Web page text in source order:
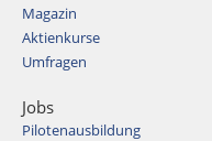
Magazin
Aktienkurse
Umfragen
Jobs
Pilotenausbildung